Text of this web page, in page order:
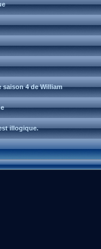
4 de William
illogique.